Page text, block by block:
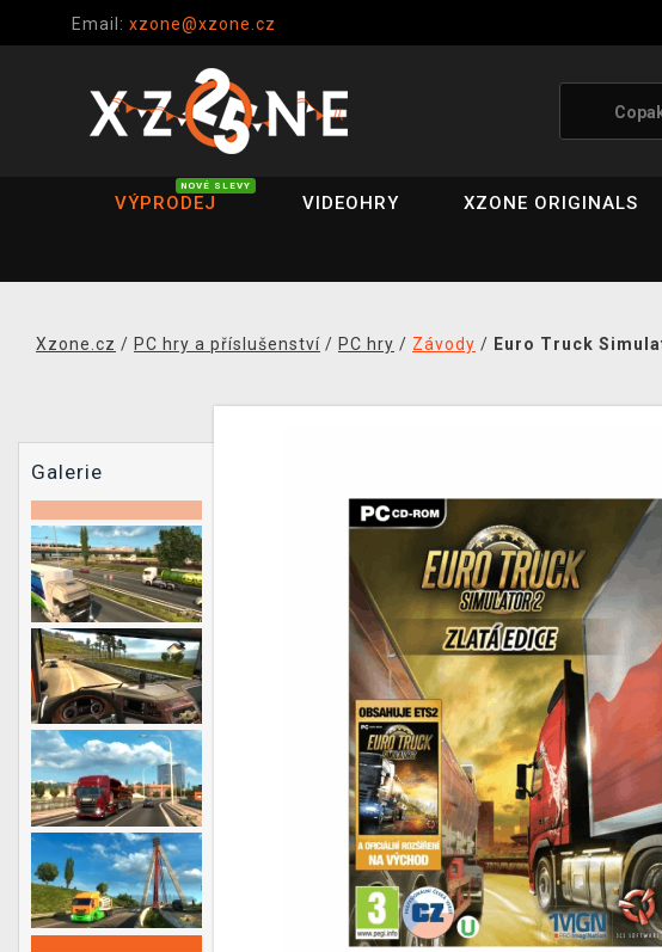
Email: xzone@xzone.cz
VÝPRODEJ
NOVÉ SLEVY
VIDEOHRY XZONE ORIGINALS
Xzone.cz / PC hry a příslušenství / PC hry / Závody / Euro Truck
Galerie